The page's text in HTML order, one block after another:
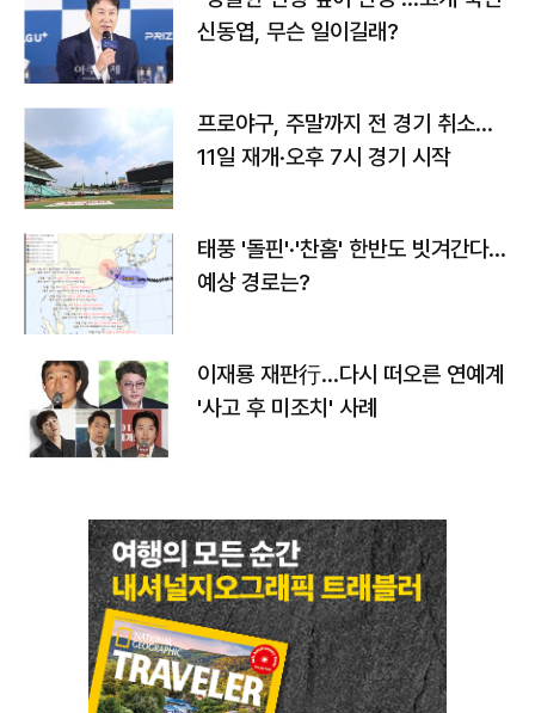
신동엽, 무슨 일이길래?
프로야구, 주말까지 전 경기 취소…
11일 재개·오후 7시 경기 시작
태풍 '돌핀'·'찬홈' 한반도 빗겨간다…
예상 경로는?
이재룡 재판行…다시 떠오른 연예계
'사고 후 미조치' 사례